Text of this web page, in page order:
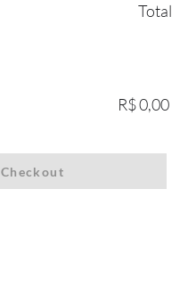
Total
R$ 0,00
Checkout